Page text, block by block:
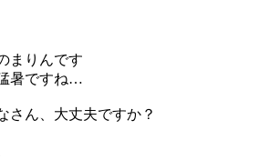
まりんです
暑ですね…
さん、大丈夫ですか？